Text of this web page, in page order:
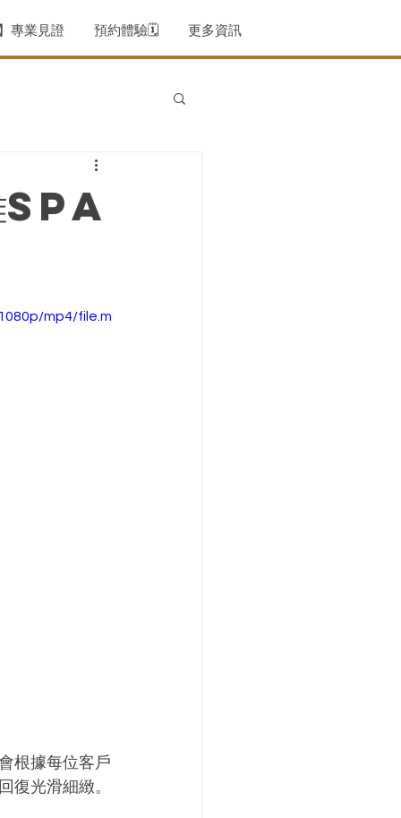
專業見證 預約體驗🗓️ 更多資訊
SPA
mp4/file.m
根據每位客戶
復光滑細緻。